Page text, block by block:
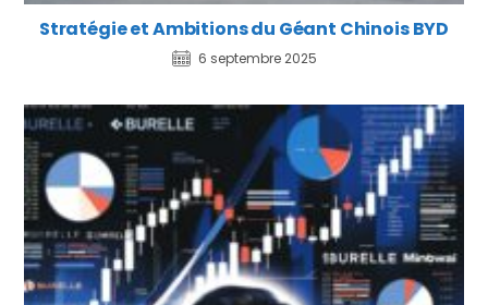
Stratégie et Ambitions du Géant Chinois BYD
6 septembre 2025